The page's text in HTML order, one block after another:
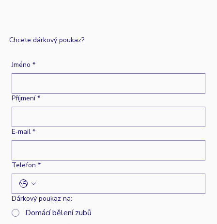
Chcete dárkový poukaz?
Jméno *
Příjmení *
E‑mail *
Telefon *
Dárkový poukaz na:
Domácí bělení zubů